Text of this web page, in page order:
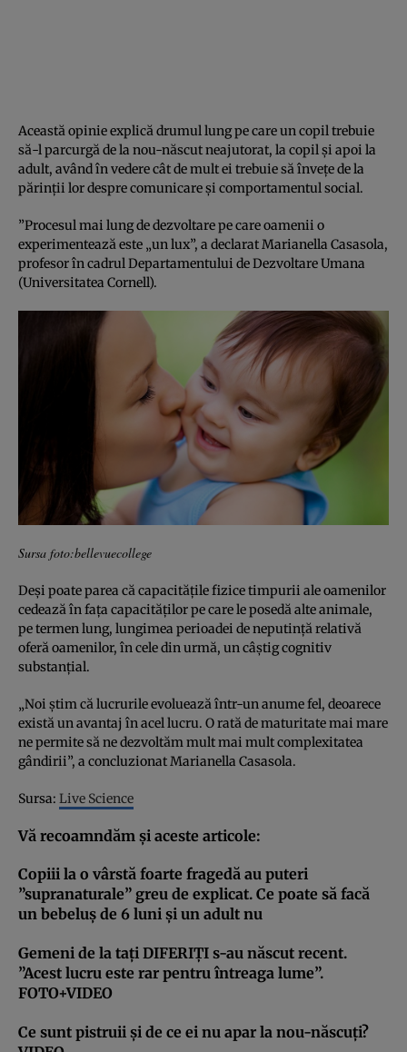
Această opinie explică drumul lung pe care un copil trebuie
să-l parcurgă de la nou-născut neajutorat, la copil şi apoi la
adult, având în vedere cât de mult ei trebuie să înveţe de la
părinţii lor despre comunicare şi comportamentul social.
”Procesul mai lung de dezvoltare pe care oamenii o
experimentează este „un lux”, a declarat Marianella Casasola,
profesor în cadrul Departamentului de Dezvoltare Umana
(Universitatea Cornell).
Sursa foto:bellevuecollege
Deşi poate parea că capacităţile fizice timpurii ale oamenilor
cedează în faţa capacităţilor pe care le posedă alte animale,
pe termen lung, lungimea perioadei de neputinţă relativă
oferă oamenilor, în cele din urmă, un câştig cognitiv
substanţial.
„Noi ştim că lucrurile evoluează într-un anume fel, deoarece
există un avantaj în acel lucru. O rată de maturitate mai mare
ne permite să ne dezvoltăm mult mai mult complexitatea
gândirii”, a concluzionat Marianella Casasola.
Sursa: Live Science
Vă recoamndăm şi aceste articole:
Copiii la o vârstă foarte fragedă au puteri
”supranaturale” greu de explicat. Ce poate să facă
un bebeluş de 6 luni şi un adult nu
Gemeni de la taţi DIFERIŢI s-au născut recent.
”Acest lucru este rar pentru întreaga lume”.
FOTO+VIDEO
Ce sunt pistruii şi de ce ei nu apar la nou-născuţi?